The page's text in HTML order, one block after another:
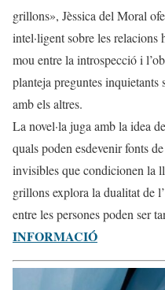
grillons», Jèssica del Moral
intel·ligent sobre les relacions
mou entre la introspecció i
planteja preguntes
amb els altres.
La novel·la juga amb la idea
quals poden esdevenir fonts
invisibles que condicionen la
grillons explora la dualitat de
entre les persones poden ser
INFORMACIÓ